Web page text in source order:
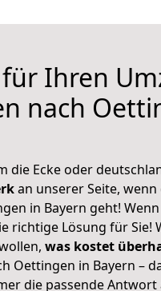
Ihren
nach
die Ecke oder
an unserer Seite, wenn
in Bayern geht!
richtige Lösung für Sie!
was kostet
Oettingen in Bayern –
die passende